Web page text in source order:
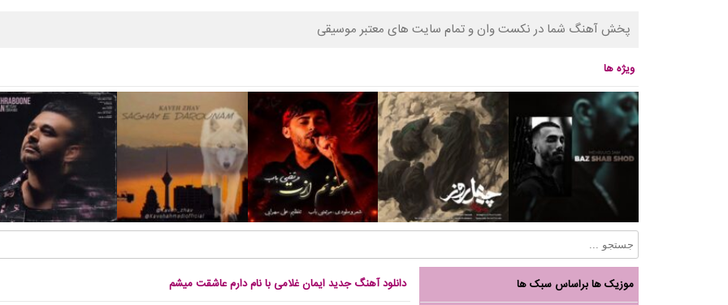
پخش آهنگ شما در نکست وان و تمام سایت های معتبر موسیقی
ویژه ها
موزیک ها براساس سبک ها دانلود آهنگ جدید ایمان غلامی با نام دارم عاشقت میشم